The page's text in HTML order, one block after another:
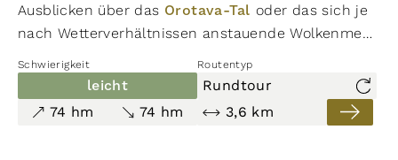
Ausblicken über das Orotava-Tal oder das sich je
nach Wetterverhältnissen anstauende Wolkenmeer.
Kiefernwald und Hochgebirgsvegetation lassen sich
mit etwas Glück Vögel wie der Teide-Fink, der
Kanarienvogel oder die Afrikanische Blaumeise
Schwierigkeit Routentyp
leicht
Rundtour
74 hm
74 hm 3,6 km